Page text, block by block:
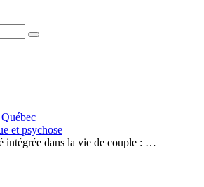
et psychose
intégrée dans la vie de couple : …